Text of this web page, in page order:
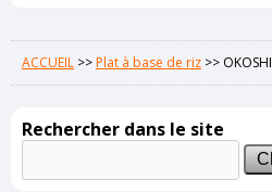
ACCUEIL >>Plat à base de riz >> OKOSHI
Rechercher dans le site